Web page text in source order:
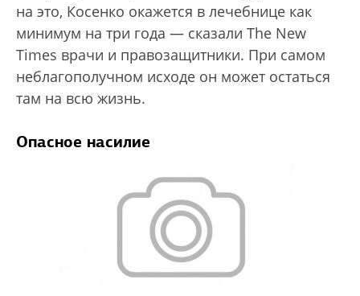
на это, Косенко окажется в лечебнице как
минимум на три года — сказали The New
Times врачи и правозащитники. При самом
неблагополучном исходе он может остаться
там на всю жизнь.
Опасное насилие